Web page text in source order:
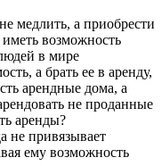
медлить, а приобрести
возможность
в мире
а брать ее в аренду,
арендные дома, а
не проданные
аренды?
не привязывает
ему возможность